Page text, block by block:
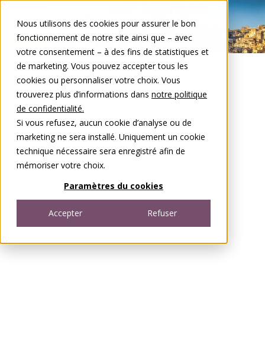
Nous utilisons des cookies pour assurer le bon
fonctionnement de notre site ainsi que – avec
votre consentement – à des fins de statistiques et
de marketing. Vous pouvez accepter tous les
cookies ou personnaliser votre choix. Vous
trouverez plus d’informations dans notre politique
de confidentialité.
Si vous refusez, aucun cookie d’analyse ou de
marketing ne sera installé. Uniquement un cookie
technique nécessaire sera enregistré afin de
mémoriser votre choix.
Paramètres du cookies
Accepter Refuser
DEFR
Open menu